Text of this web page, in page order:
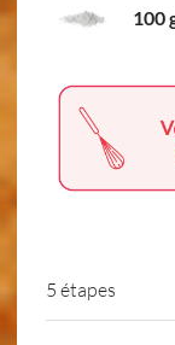
100
5 étapes